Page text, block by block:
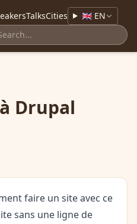
TalksCities 🇬🇧 EN
Drupal
faire un site avec ce
sans une ligne de